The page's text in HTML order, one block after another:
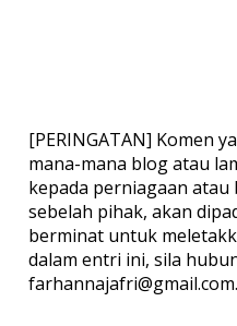
[PERINGATAN] Komen
mana-mana blog atau
kepada perniagaan
sebelah pihak, akan
berminat untuk
dalam entri ini, sila
farhannajafri@gmail.com.